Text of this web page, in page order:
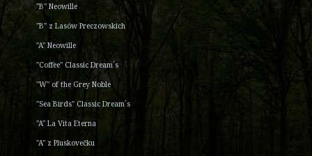
"B" Neowille
"B" z Lasów Preczowskich
"A" Neowille
"Coffee" Classic Dream´s
"W" of the Grey Noble
"Sea Birds" Classic Dream´s
"A" La Vita Eterna
"A" z Pluskovečku